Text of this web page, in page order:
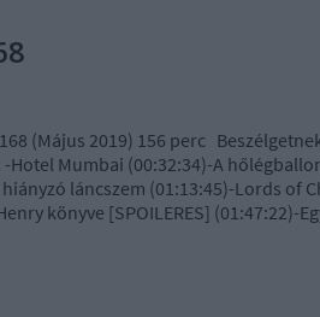
(Május 2019) 156 perc
Hotel Mumbai (00:32:34)-A
láncszem (01:13:45)-Lords of
könyve [SPOILERES] (01:47:22)-